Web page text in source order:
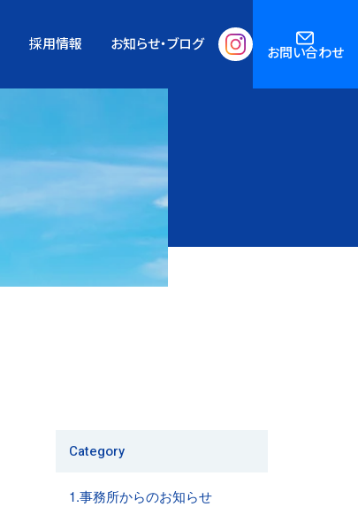
採用情報 お知らせ・ブログ お問い合わせ
Category
1.事務所からのお知らせ